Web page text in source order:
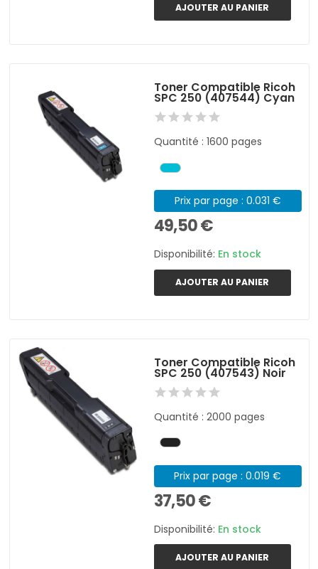
AJOUTER AU PANIER
Toner Compatible Ricoh
SPC 250 (407544) Cyan
Quantité : 1600 pages
Prix par page : 0.031 €
49,50 €
Disponibilité: En stock
AJOUTER AU PANIER
Toner Compatible Ricoh
SPC 250 (407543) Noir
Quantité : 2000 pages
Prix par page : 0.019 €
37,50 €
Disponibilité: En stock
AJOUTER AU PANIER